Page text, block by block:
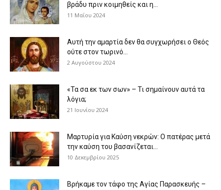
βράδυ πριν κοιμηθείς και η...
11 Μαΐου 2024
Αυτή την αμαρτία δεν θα συγχωρήσει ο Θεός
ούτε στον τωρινό...
2 Αυγούστου 2024
«Τα σα εκ των σων» – Τι σημαίνουν αυτά τα
λόγια;
21 Ιουνίου 2024
Μαρτυρία για Καύση νεκρών: Ο πατέρας μετά
την καύση του βασανίζεται...
10 Δεκεμβρίου 2025
Βρήκαμε τον τάφο της Αγίας Παρασκευής –